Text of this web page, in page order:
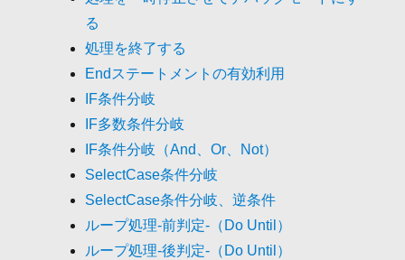
る
処理を終了する
Endステートメントの有効利用
IF条件分岐
IF多数条件分岐
IF条件分岐（And、Or、Not）
SelectCase条件分岐
SelectCase条件分岐、逆条件
ループ処理-前判定-（Do Until）
ループ処理-後判定-（Do Until）